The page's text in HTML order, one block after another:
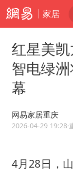
家居
红星美
智电绿
幕
网易家居重庆
2026-04-29 19:28·
4月28日，